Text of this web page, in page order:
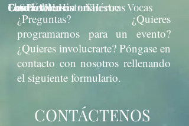
Casa
El S.H.A.W. Historia
Los Problemas + Nuestras Vocas
Conviértete en un Héroe
Contáctenos
¿Preguntas? ¿Quieres
programarnos para un evento?
¿Quieres involucrarte? Póngase en
contacto con nosotros rellenando
el siguiente formulario.
CONTÁCTENOS